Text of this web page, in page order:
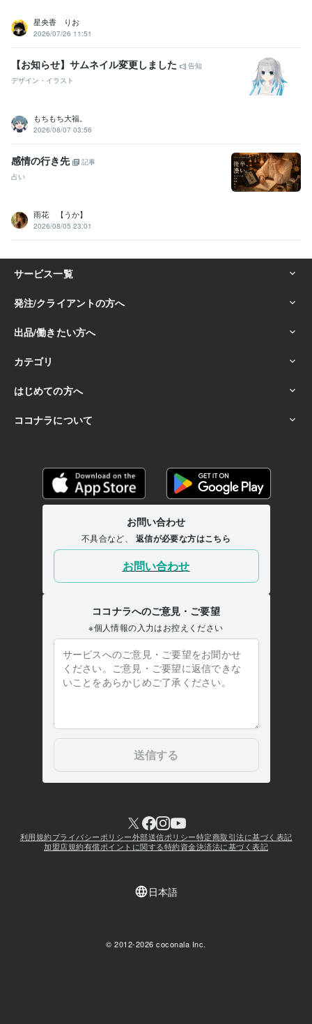
星央香 りお
2026/07/26 11:51
【お知らせ】サムネイル変更しました
告知
デザイン・イラスト
もちもち大福。
2026/08/07 03:56
感情の行き先
記事
占い
雨花 【うか】
2026/08/05 23:01